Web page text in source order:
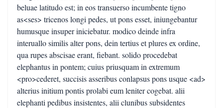
beluae latitudo est; in eos transuerso incumbente tigno
as<ses> tricenos longi pedes, ut pons esset, iniungebantur
humusque insuper iniciebatur. modico deinde infra
interuallo similis alter pons, dein tertius et plures ex ordine,
qua rupes abscisae erant, fiebant. solido procedebat
elephantus in pontem; cuius priusquam in extremum
<pro>cederet, succisis asseribus conlapsus pons usque <ad>
alterius initium pontis prolabi eum leniter cogebat. alii
elephanti pedibus insistentes, alii clunibus subsidentes